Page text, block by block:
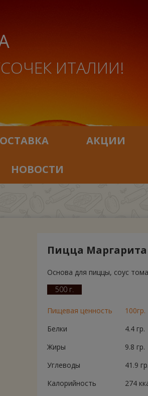
ИТАЛИИ!
АКЦИИ
НОВОСТИ
Пицца Маргарита
Основа для пиццы, соус
500 г.
Пищевая ценность 100гр.
Белки
4.4 гр.
Жиры
9.8 гр.
Углеводы
41.9 гр.
Калорийность
274